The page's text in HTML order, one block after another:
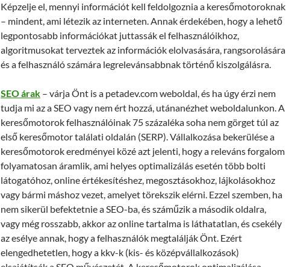
Képzelje el, mennyi információt kell feldolgoznia a keresőmotoroknak
– mindent, ami létezik az interneten. Annak érdekében, hogy a lehető
legpontosabb információkat juttassák el felhasználóikhoz,
algoritmusokat terveztek az információk elolvasására, rangsorolására
és a felhasználó számára legrelevánsabbnak történő kiszolgálásra.
SEO árak – várja Önt is a petadev.com weboldal, és ha úgy érzi nem
tudja mi az a SEO vagy nem ért hozzá, utánanézhet weboldalunkon. A
keresőmotorok felhasználóinak 75 százaléka soha nem görget túl az
első keresőmotor találati oldalán (SERP). Vállalkozása bekerülése a
keresőmotorok eredményei közé azt jelenti, hogy a releváns forgalom
folyamatosan áramlik, ami helyes optimalizálás esetén több bolti
látogatóhoz, online értékesítéshez, megosztásokhoz, lájkolásokhoz
vagy bármi máshoz vezet, amelyet törekszik elérni. Ezzel szemben, ha
nem sikerül befektetnie a SEO-ba, és száműzik a második oldalra,
vagy még rosszabb, akkor az online tartalma is láthatatlan, és csekély
az esélye annak, hogy a felhasználók megtalálják Önt. Ezért
elengedhetetlen, hogy a kkv-k (kis- és középvállalkozások)